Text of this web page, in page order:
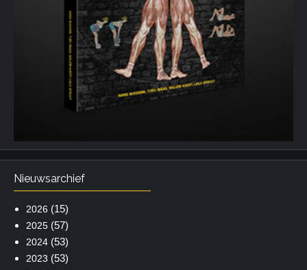
Nieuwsarchief
2026 (15)
2025(57)
2024(53)
2023 (53)